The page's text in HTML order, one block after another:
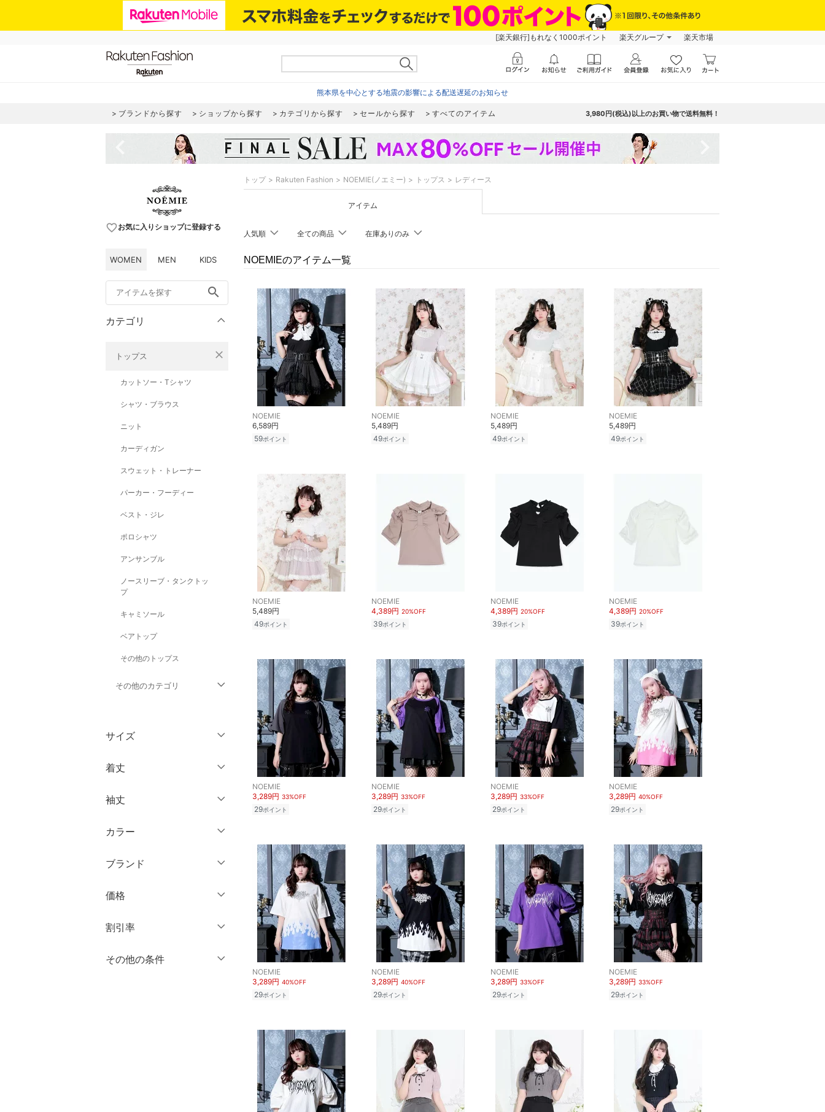
[楽天銀行]もれなく1000ポイント 楽天グループ 楽天市場
熊本県を中心とする地震の影響による配送遅延のお知らせ
ブランドから探す ショップから探す カテゴリから探す セールから探す すべてのアイテム 3,980円(税込)以上のお買い物で送料無料！
favorite_borderお気に入りショップに登録する
WOMEN MEN KIDS
search
カテゴリ
トップス close
カットソー・Tシャツ
シャツ・ブラウス
ニット
カーディガン
スウェット・トレーナー
パーカー・フーディー
ベスト・ジレ
ポロシャツ
アンサンブル
ノースリーブ・タンクトッ
プ
キャミソール
ベアトップ
その他のトップス
その他のカテゴリ
パンツ
ワンピース・ドレス
スカート
オールインワン・オーバ
バッグ
シューズ・靴
インナー・ルームウェア
靴下・レッグウェア
サイズ
ウェア（S/M/L）
M
XL
着丈
ショート丈
ミドル丈
袖丈
ノースリーブ
半袖
長袖
カラー
クリア
ブランド
価格
絞り込み
割引率
％OFF～ ％OFF
その他の条件
トップ Rakuten Fashion NOEMIE(ノエミー) トップス レディース
アイテム
人気順 全ての商品 在庫ありのみ
NOEMIEのアイテム一覧
NOEMIE
6,589円
59ポイント
NOEMIE
5,489円
49ポイント
NOEMIE
5,489円
49ポイント
NOEMIE
5,489円
49ポイント
NOEMIE
5,489円
49ポイント
NOEMIE
4,389円 20%OFF
39ポイント
NOEMIE
4,389円 20%OFF
39ポイント
NOEMIE
4,389円 20%OFF
39ポイント
NOEMIE
3,289円 33%OFF
29ポイント
NOEMIE
3,289円 33%OFF
29ポイント
NOEMIE
3,289円 33%OFF
29ポイント
NOEMIE
3,289円 40%OFF
29ポイント
NOEMIE
3,289円 40%OFF
29ポイント
NOEMIE
3,289円 40%OFF
29ポイント
NOEMIE
3,289円 33%OFF
29ポイント
NOEMIE
3,289円 33%OFF
29ポイント